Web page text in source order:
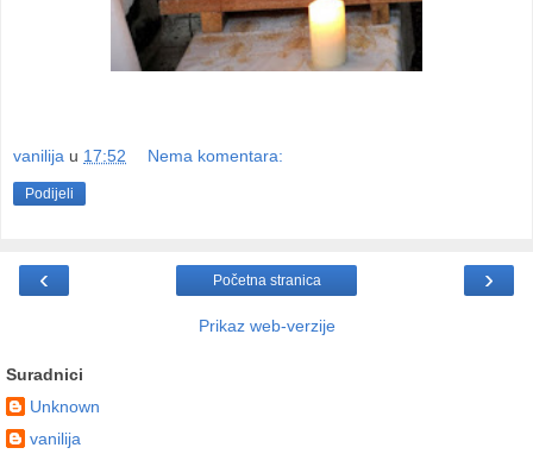
vanilija u 17:52 Nema komentara:
Podijeli
‹ ›
Početna stranica
Prikaz web-verzije
Suradnici
Unknown
vanilija